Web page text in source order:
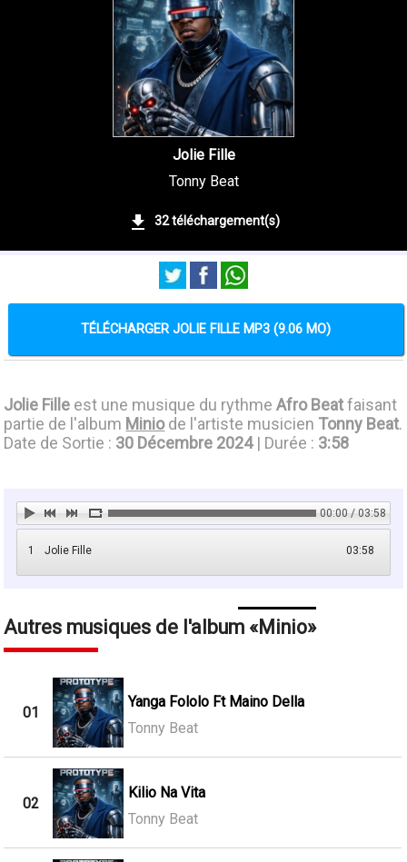
Jolie Fille
Tonny Beat
32 téléchargement(s)
TÉLÉCHARGER JOLIE FILLE MP3 (9.06 MO)
Jolie Fille est une musique du rythmeAfro Beatfaisant
partie de l'album Miniode l'artiste musicien Tonny Beat.
Date de Sortie : 30 Décembre 2024| Durée : 3:58
00:00 / 03:58
1 03:58
Jolie Fille
Autres musiques de l'album Minio
01
Yanga Fololo Ft Maino Della
Tonny Beat
02
Kilio Na Vita
Tonny Beat